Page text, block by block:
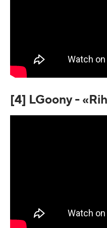
[4] LGoony -